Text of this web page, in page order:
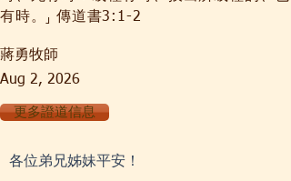
有時。⸥ 傳道書3:1-2
蔣勇牧師
Aug 2, 2026
更多證道信息
各位弟兄姊妹平安！